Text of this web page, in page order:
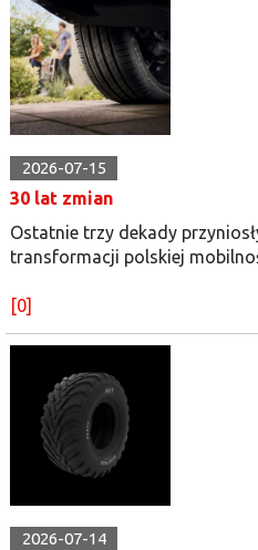
2026-07-15
30 lat zmian
Ostatnie trzy dekady
transformacji polskiej
[0]
2026-07-14